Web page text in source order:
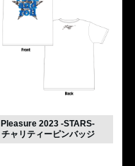
Pleasure 2023 -STARS-
チャリティーピンバッジ